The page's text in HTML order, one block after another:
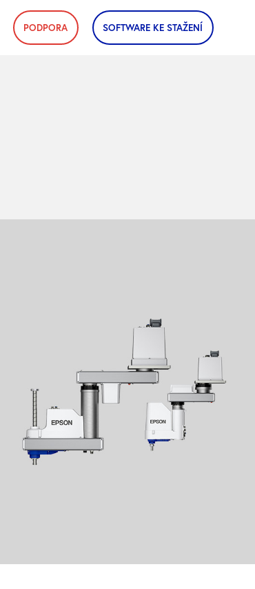
PODPORA SOFTWARE KE STAŽENÍ